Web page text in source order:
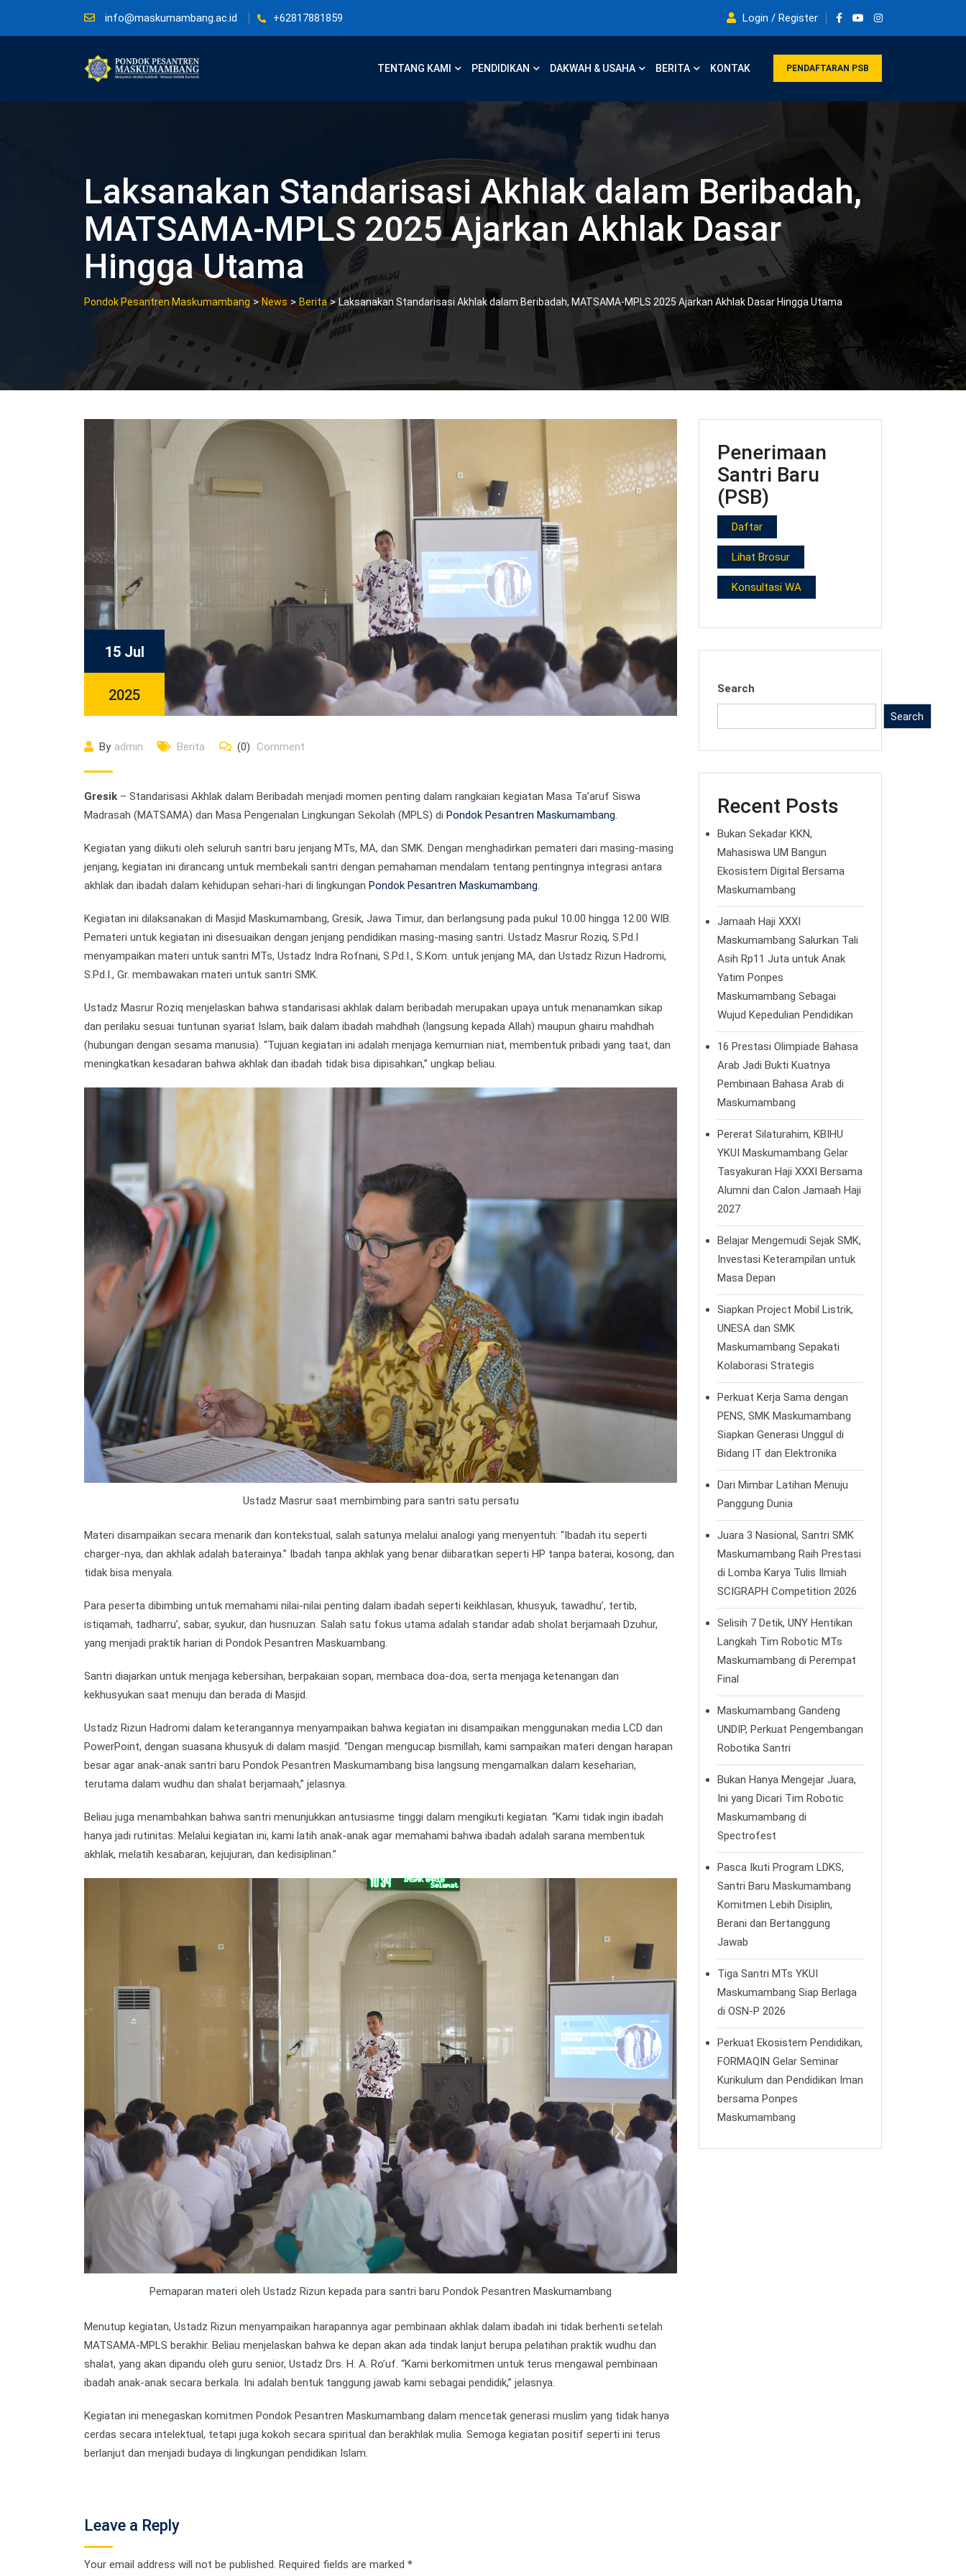
info@maskumambang.ac.id +62817881859 Login / Register
PENDAFTARAN PSB
TENTANG KAMI PENDIDIKAN DAKWAH & USAHA BERITA KONTAK
Laksanakan Standarisasi Akhlak dalam Beribadah,
MATSAMA-MPLS 2025 Ajarkan Akhlak Dasar
Hingga Utama
Pondok Pesantren Maskumambang >News>Berita>Laksanakan Standarisasi Akhlak dalam Beribadah, MATSAMA-MPLS 2025 Ajarkan Akhlak Dasar Hingga Utama
15 Jul
2025
By admin Berita (0) Comment
Gresik – Standarisasi Akhlak dalam Beribadah menjadi momen penting dalam rangkaian kegiatan Masa Ta’aruf Siswa
Madrasah (MATSAMA) dan Masa Pengenalan Lingkungan Sekolah (MPLS) di Pondok Pesantren Maskumambang
Kegiatan yang diikuti oleh seluruh santri baru jenjang MTs, MA, dan SMK. Dengan menghadirkan pemateri dari masing-masing
jenjang, kegiatan ini dirancang untuk membekali santri dengan pemahaman mendalam tentang pentingnya integrasi antara
akhlak dan ibadah dalam kehidupan sehari-hari di lingkungan Pondok Pesantren Maskumambang
Kegiatan ini dilaksanakan di Masjid Maskumambang, Gresik, Jawa Timur, dan berlangsung pada pukul 10.00 hingga 12.00 WIB.
Pemateri untuk kegiatan ini disesuaikan dengan jenjang pendidikan masing-masing santri. Ustadz Masrur Roziq, S.Pd.I
menyampaikan materi untuk santri MTs, Ustadz Indra Rofnani, S.Pd.I., S.Kom. untuk jenjang MA, dan Ustadz Rizun Hadromi,
S.Pd.I., Gr. membawakan materi untuk santri SMK.
Ustadz Masrur Roziq menjelaskan bahwa standarisasi akhlak dalam beribadah merupakan upaya untuk menanamkan sikap
dan perilaku sesuai tuntunan syariat Islam, baik dalam ibadah mahdhah (langsung kepada Allah) maupun ghairu mahdhah
(hubungan dengan sesama manusia). “Tujuan kegiatan ini adalah menjaga kemurnian niat, membentuk pribadi yang taat, dan
meningkatkan kesadaran bahwa akhlak dan ibadah tidak bisa dipisahkan,” ungkap beliau.
Ustadz Masrur saat membimbing para santri satu persatu
Materi disampaikan secara menarik dan kontekstual, salah satunya melalui analogi yang menyentuh: “Ibadah itu seperti
charger-nya, dan akhlak adalah baterainya.” Ibadah tanpa akhlak yang benar diibaratkan seperti HP tanpa baterai, kosong, dan
tidak bisa menyala.
Para peserta dibimbing untuk memahami nilai-nilai penting dalam ibadah seperti keikhlasan, khusyuk, tawadhu’, tertib,
istiqamah, tadharru’, sabar, syukur, dan husnuzan. Salah satu fokus utama adalah standar adab sholat berjamaah Dzuhur,
yang menjadi praktik harian di Pondok Pesantren Maskuambang.
Santri diajarkan untuk menjaga kebersihan, berpakaian sopan, membaca doa-doa, serta menjaga ketenangan dan
kekhusyukan saat menuju dan berada di Masjid.
Ustadz Rizun Hadromi dalam keterangannya menyampaikan bahwa kegiatan ini disampaikan menggunakan media LCD dan
PowerPoint, dengan suasana khusyuk di dalam masjid. “Dengan mengucap bismillah, kami sampaikan materi dengan harapan
besar agar anak-anak santri baru Pondok Pesantren Maskumambang bisa langsung mengamalkan dalam keseharian,
terutama dalam wudhu dan shalat berjamaah,” jelasnya.
Beliau juga menambahkan bahwa santri menunjukkan antusiasme tinggi dalam mengikuti kegiatan. “Kami tidak ingin ibadah
hanya jadi rutinitas. Melalui kegiatan ini, kami latih anak-anak agar memahami bahwa ibadah adalah sarana membentuk
akhlak, melatih kesabaran, kejujuran, dan kedisiplinan.”
Pemaparan materi oleh Ustadz Rizun kepada para santri baru Pondok Pesantren Maskumambang
Menutup kegiatan, Ustadz Rizun menyampaikan harapannya agar pembinaan akhlak dalam ibadah ini tidak berhenti setelah
MATSAMA-MPLS berakhir. Beliau menjelaskan bahwa ke depan akan ada tindak lanjut berupa pelatihan praktik wudhu dan
shalat, yang akan dipandu oleh guru senior, Ustadz Drs. H. A. Ro’uf. “Kami berkomitmen untuk terus mengawal pembinaan
ibadah anak-anak secara berkala. Ini adalah bentuk tanggung jawab kami sebagai pendidik,” jelasnya.
Kegiatan ini menegaskan komitmen Pondok Pesantren Maskumambang dalam mencetak generasi muslim yang tidak hanya
cerdas secara intelektual, tetapi juga kokoh secara spiritual dan berakhlak mulia. Semoga kegiatan positif seperti ini terus
berlanjut dan menjadi budaya di lingkungan pendidikan Islam.
Leave a Reply
Your email address will not be published. Required fields are marked *
Penerimaan
Santri Baru
(PSB)
Daftar
Lihat Brosur
Konsultasi WA
Search
Search
Recent Posts
Bukan Sekadar KKN,
Mahasiswa UM Bangun
Ekosistem Digital Bersama
Maskumambang
Jamaah Haji XXXI
Maskumambang Salurkan Tali
Asih Rp11 Juta untuk Anak
Yatim Ponpes
Maskumambang Sebagai
Wujud Kepedulian Pendidikan
16 Prestasi Olimpiade Bahasa
Arab Jadi Bukti Kuatnya
Pembinaan Bahasa Arab di
Maskumambang
Pererat Silaturahim, KBIHU
YKUI Maskumambang Gelar
Tasyakuran Haji XXXI Bersama
Alumni dan Calon Jamaah Haji
2027
Belajar Mengemudi Sejak SMK,
Investasi Keterampilan untuk
Masa Depan
Siapkan Project Mobil Listrik,
UNESA dan SMK
Maskumambang Sepakati
Kolaborasi Strategis
Perkuat Kerja Sama dengan
PENS, SMK Maskumambang
Siapkan Generasi Unggul di
Bidang IT dan Elektronika
Dari Mimbar Latihan Menuju
Panggung Dunia
Juara 3 Nasional, Santri SMK
Maskumambang Raih Prestasi
di Lomba Karya Tulis Ilmiah
SCIGRAPH Competition 2026
Selisih 7 Detik, UNY Hentikan
Langkah Tim Robotic MTs
Maskumambang di Perempat
Final
Maskumambang Gandeng
UNDIP, Perkuat Pengembangan
Robotika Santri
Bukan Hanya Mengejar Juara,
Ini yang Dicari Tim Robotic
Maskumambang di
Spectrofest
Pasca Ikuti Program LDKS,
Santri Baru Maskumambang
Komitmen Lebih Disiplin,
Berani dan Bertanggung
Jawab
Tiga Santri MTs YKUI
Maskumambang Siap Berlaga
di OSN-P 2026
Perkuat Ekosistem Pendidikan,
FORMAQIN Gelar Seminar
Kurikulum dan Pendidikan Iman
bersama Ponpes
Maskumambang